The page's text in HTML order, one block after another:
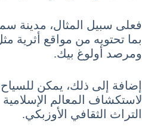
فعلى سبيل المثال، مدينة
بما تحتويه من مواقع أثرية
ومرصد أولوغ بيك.
إضافة إلى ذلك، يمكن
لاستكشاف المعالم
التراث الثقافي الأوزبكي.